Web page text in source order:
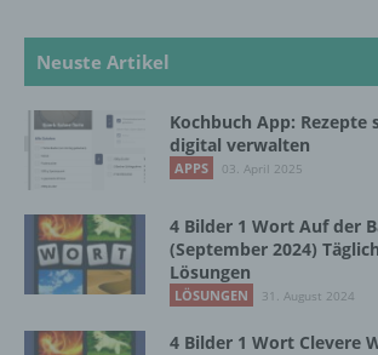
Neuste Artikel
Kochbuch App: Rezepte
digital verwalten
APPS 03. April 2025
4 Bilder 1 Wort Auf der
(September 2024)
Lösungen
LÖSUNGEN 31. August 2024
4 Bilder 1 Wort Clevere
f) Pseudonymisierung
Pseudonymisierung ist die
personenbezogener Daten in
ohne Hinzuziehung zusätzlicher
Informationen nicht mehr einer
betroffenen Person zugeordnet
können, sofern diese
Informationen gesondert
und technischen und